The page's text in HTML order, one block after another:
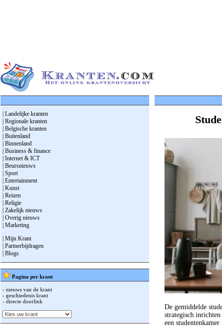
| Landelijke kranten
| Regionale kranten
| Belgische kranten
| Buitenland
| Binnenland
| Business & finance
| Internet & ICT
| Beursnieuws
| Sport
| Entertainment
| Kunst
| Reizen
| Religie
| Zakelijk nieuws
| Overig nieuws
| Marketing
| Mijn Krant
| Partnerbijdragen
| Blogs
Pagina per krant
- nieuws van de krant
- geschiedenis krant
- directe doorlink
De gemiddelde
strategisch
een